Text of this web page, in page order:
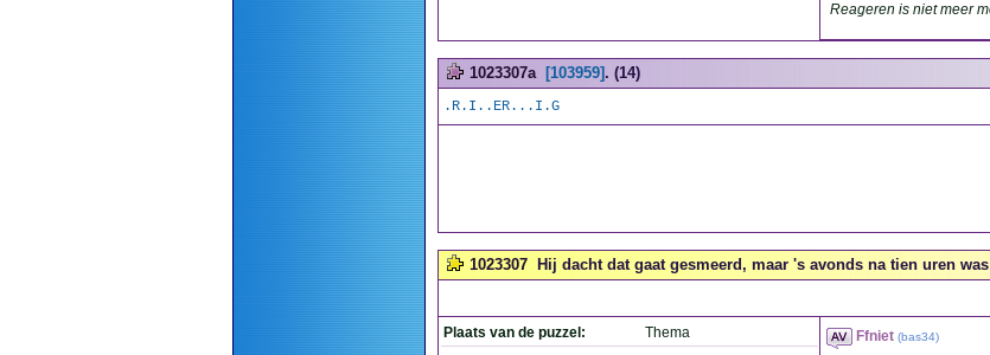
Reageren is niet meer
1023307a [103959] . (14)
.R.I..ER...I.G
1023307 Hij dacht dat gaat gesmeerd, maar 's avonds na tien uren
Plaats van de puzzel:
Thema
Ffniet (bas34)